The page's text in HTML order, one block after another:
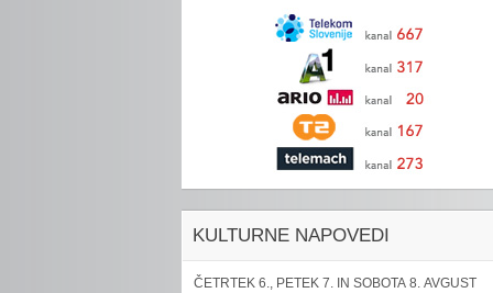
KULTURNE NAPOVEDI
ČETRTEK 6., PETEK 7. IN SOBOTA 8. AVGUST